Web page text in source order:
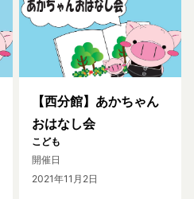
【西分館】あかちゃん
おはなし会
こども
開催日
2021年11月2日